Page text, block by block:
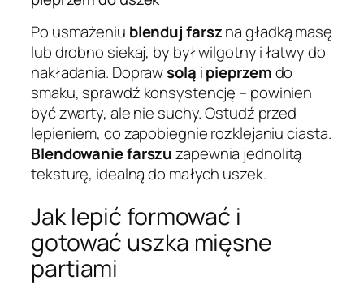
Po usmażeniu blenduj farszna gładką masę
lub drobno siekaj, by był wilgotny i łatwy do
nakładania. Doprawsolą ipieprzemdo
smaku, sprawdź konsystencję – powinien
być zwarty, ale nie suchy. Ostudź przed
lepieniem, co zapobiegnie rozklejaniu ciasta.
Blendowanie farszuzapewnia jednolitą
teksturę, idealną do małych uszek.
Jak lepić formować i
gotować uszka mięsne
partiami